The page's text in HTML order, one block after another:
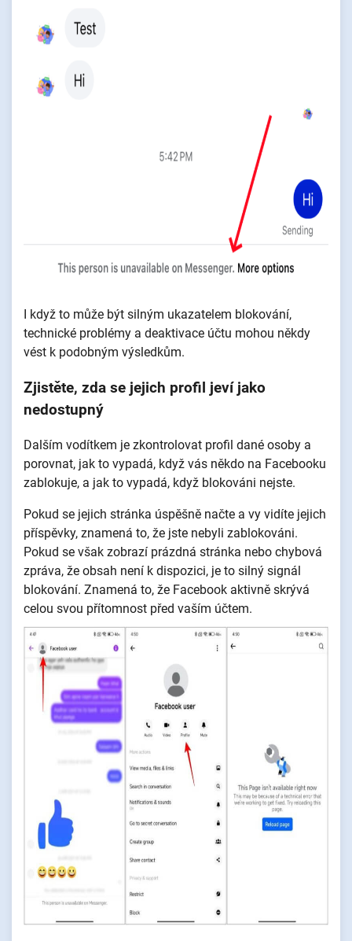
I když to může být silným ukazatelem blokování,
technické problémy a deaktivace účtu mohou někdy
vést k podobným výsledkům.
Zjistěte, zda se jejich profil jeví jako
nedostupný
Dalším vodítkem je zkontrolovat profil dané osoby a
porovnat, jak to vypadá, když vás někdo na Facebooku
zablokuje, a jak to vypadá, když blokováni nejste.
Pokud se jejich stránka úspěšně načte a vy vidíte jejich
příspěvky, znamená to, že jste nebyli zablokováni.
Pokud se však zobrazí prázdná stránka nebo chybová
zpráva, že obsah není k dispozici, je to silný signál
blokování. Znamená to, že Facebook aktivně skrývá
celou svou přítomnost před vaším účtem.